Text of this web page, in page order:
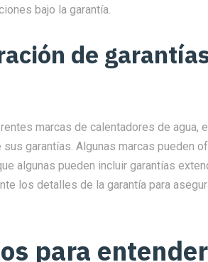
bajo la garantía.
de
marcas de calentadores de agua,
sus garantías. Algunas marcas pueden
algunas pueden incluir garantías
los detalles de la garantía para
para